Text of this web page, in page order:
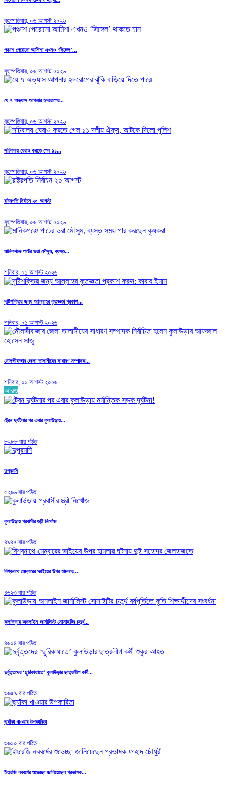
বৃহস্পতিবার, ০৬ আগস্ট ২০২৬
পঞ্চাশ পেরোনো আমিশা এখনও ‘সিঙ্গেল’...
বৃহস্পতিবার, ০৬ আগস্ট ২০২৬
যে ৭ অভ্যাস আপনার হৃদরোগের...
বৃহস্পতিবার, ০৬ আগস্ট ২০২৬
সচিবালয় ঘেরাও করতে গেল ১১...
বৃহস্পতিবার, ০৬ আগস্ট ২০২৬
রাষ্ট্রপতি নির্বাচন ২০ আগস্ট
বৃহস্পতিবার, ০৬ আগস্ট ২০২৬
মানিকগঞ্জে পাটের ভরা মৌসুম, ব্যস্ত...
শনিবার, ০১ আগস্ট ২০২৬
দৃষ্টিশক্তির জন্য আল্লাহর কৃতজ্ঞতা প্রকাশ...
শনিবার, ০১ আগস্ট ২০২৬
মৌলভীবাজার জেলা তালামীযের সাধারণ সম্পাদক...
শনিবার, ০১ আগস্ট ২০২৬
আরও
ট্রেন দুর্ঘটনার পর এবার কুলাউড়ায়...
৮২৮৮ বার পঠিত
দুপুরমনি
৫২৯৬ বার পঠিত
কুলাউড়ায় প্রবাসীর স্ত্রী নিখোঁজ
৪৯৪৭ বার পঠিত
বিশ্বনাথে মেম্বারের ভাইয়ের উপর হামলার...
৪৬২৩ বার পঠিত
কুলাউড়ায় অনলাইন জার্নালিস্ট সোসাইটির চতুর্থ...
৪৬০৪ বার পঠিত
দুর্বৃত্তদের ‘ছুরিকাঘাতে’ কুলাউড়ার ছাত্রলীগ কর্মী...
৩৯৫৯ বার পঠিত
ছ্যাঁকা খাওয়ার উপকারিতা
৩৯১০ বার পঠিত
ইংরেজি নববর্ষের শুভেচ্ছা জানিয়েছেন প্রভাষক...